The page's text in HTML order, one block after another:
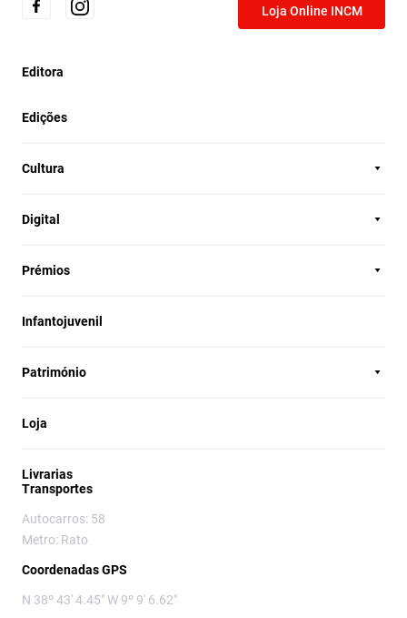
Loja Online INCM
Editora
Edições
Cultura
Digital
Prémios
Infantojuvenil
Património
Loja
Livrarias
Transportes
Autocarros: 58
Metro: Rato
Coordenadas GPS
N 38º 43' 4.45" W 9º 9' 6.62"